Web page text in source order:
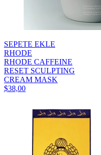
SEPETE EKLE
RHODE
RHODE CAFFEINE
RESET SCULPTING
CREAM MASK
$38,00